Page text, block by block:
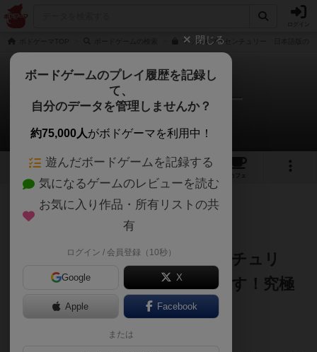
マッチオブザセンチュリー 日本語版の
マッチオブザセンチュリー
Jampopoノブさんのレビュー
1 3
カフェ
136名 0名 0 約1年前
🧠**『マッチ・オブ・ザ・センチュリ
ー』｜二人の頭脳が火花を散らす！究極
のカードチェス対決**
＼あなたの“駆け引き力”はどれくらい？／
閉じる
ボードゲームのプレイ履歴を記録し
て、
自分のデータを管理しませんか？
約75,000人がボドゲーマを利用中！
遊んだボードゲームを記録する
気になるゲームのレビューを読む
お気に入り作品・所有リストの共
有
ログイン / 会員登録（10秒）
Google X
Apple Facebook
または